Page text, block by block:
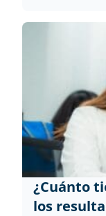
¿Cuánto
los